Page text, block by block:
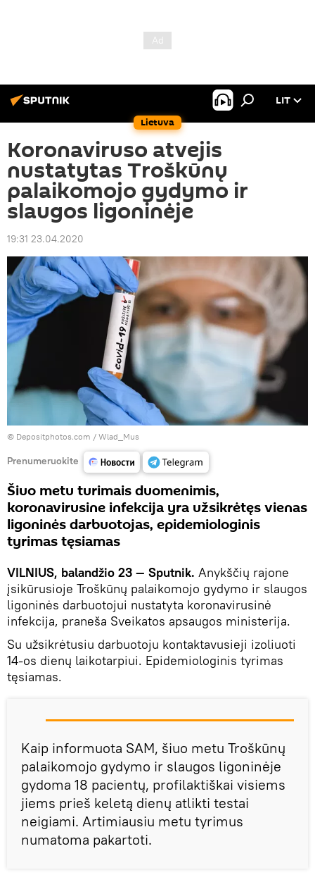
Lietuva
LIT
Koronaviruso atvejis
nustatytas Troškūnų
palaikomojo gydymo ir
slaugos ligoninėje
19:31 23.04.2020
© Depositphotos.com / Wlad_Mus
Prenumeruokite
Šiuo metu turimais duomenimis,
koronavirusine infekcija yra užsikrėtęs vienas
ligoninės darbuotojas, epidemiologinis
tyrimas tęsiamas
VILNIUS, balandžio 23 — Sputnik. Anykščių rajone
įsikūrusioje Troškūnų palaikomojo gydymo ir slaugos
ligoninės darbuotojui nustatyta koronavirusinė
infekcija, praneša Sveikatos apsaugos ministerija.
Su užsikrėtusiu darbuotoju kontaktavusieji izoliuoti
14-os dienų laikotarpiui. Epidemiologinis tyrimas
tęsiamas.
Kaip informuota SAM, šiuo metu Troškūnų
palaikomojo gydymo ir slaugos ligoninėje
gydoma 18 pacientų, profilaktiškai visiems
jiems prieš keletą dienų atlikti testai
neigiami. Artimiausiu metu tyrimus
numatoma pakartoti.